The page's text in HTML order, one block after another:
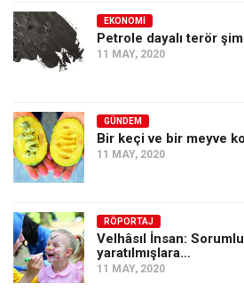
EKONOMI
Petrole dayalı terör
11 MAY, 2020
GÜNDEM
Bir keçi ve bir meyve
11 MAY, 2020
RÖPORTAJ
Velhâsıl İnsan:
yaratılmışlara…
11 MAY, 2020